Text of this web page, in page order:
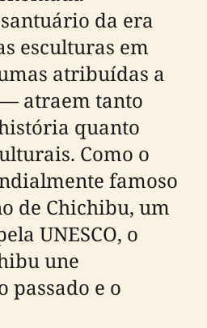
da era
esculturas em
atribuídas a
atraem tanto
quanto
Como o
famoso
de Chichibu, um
UNESCO, o
une
passado e o